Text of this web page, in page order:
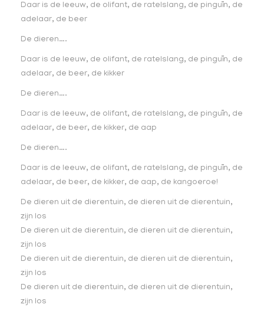
Daar is de leeuw, de olifant, de ratelslang, de pinguïn, de
adelaar, de beer
De dieren….
Daar is de leeuw, de olifant, de ratelslang, de pinguïn, de
adelaar, de beer, de kikker
De dieren….
Daar is de leeuw, de olifant, de ratelslang, de pinguïn, de
adelaar, de beer, de kikker, de aap
De dieren….
Daar is de leeuw, de olifant, de ratelslang, de pinguïn, de
adelaar, de beer, de kikker, de aap, de kangoeroe!
De dieren uit de dierentuin, de dieren uit de dierentuin,
zijn los
De dieren uit de dierentuin, de dieren uit de dierentuin,
zijn los
De dieren uit de dierentuin, de dieren uit de dierentuin,
zijn los
De dieren uit de dierentuin, de dieren uit de dierentuin,
zijn los